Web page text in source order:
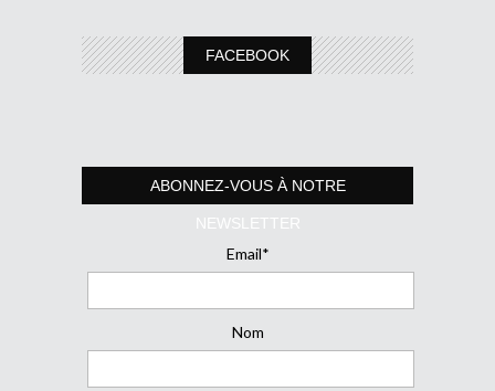
FACEBOOK
ABONNEZ-VOUS À NOTRE
NEWSLETTER
Email*
Nom